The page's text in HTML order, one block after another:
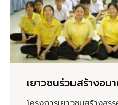
เยาวชนร่วมสร้างอน